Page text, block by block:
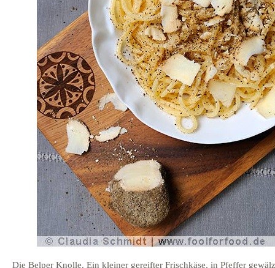
Die Belper Knolle. Ein kleiner gereifter Frischkäse, in Pfeffer